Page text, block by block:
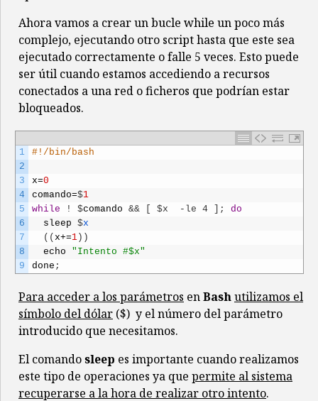
Ahora vamos a crear un bucle while un poco más
complejo, ejecutando otro script hasta que este sea
ejecutado correctamente o falle 5 veces. Esto puede
ser útil cuando estamos accediendo a recursos
conectados a una red o ficheros que podrían estar
bloqueados.
1
2
3
4
5
6
7
8
9
#!/bin/bash
x=0
comando=$1
while
! $comando && [ $x  -le 4 ];
do
sleep $x
( (x+=1) )
echo
"Intento #$x"
done ;
Para acceder a los parámetros enBashutilizamos el
símbolo del dólar ($) y el número del parámetro
introducido que necesitamos.
El comandosleep es importante cuando realizamos
este tipo de operaciones ya que permite al sistema
recuperarse a la hora de realizar otro intento.